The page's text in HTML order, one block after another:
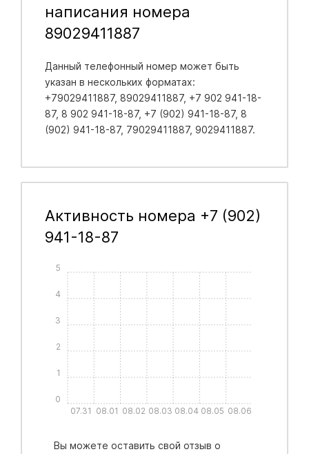
написания номера
89029411887
Данный телефонный номер может быть
указан в нескольких форматах:
+79029411887, 89029411887, +7 902 941-18-
87, 8 902 941-18-87, +7 (902) 941-18-87, 8
(902) 941-18-87, 79029411887, 9029411887.
Активность номера +7 (902)
941-18-87
07.31 08.01 08.02 08.03 08.04 08.05 08.06
0
1
2
3
4
5
Вы можете оставить свой отзыв о